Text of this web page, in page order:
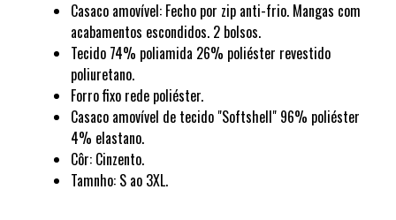
Casaco amovível: Fecho por zip anti-frio. Mangas com
acabamentos escondidos. 2 bolsos.
Tecido 74% poliamida 26% poliéster revestido
poliuretano.
Forro fixo rede poliéster.
Casaco amovível de tecido "Softshell" 96% poliéster
4% elastano.
Côr: Cinzento.
Tamnho: S ao 3XL.